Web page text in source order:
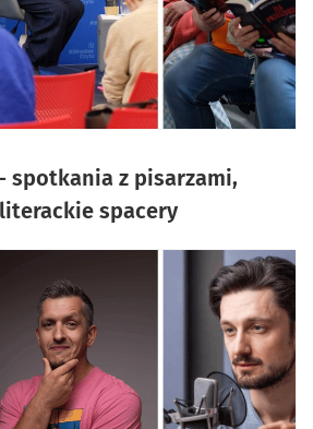
spotkania z pisarzami,
spacery